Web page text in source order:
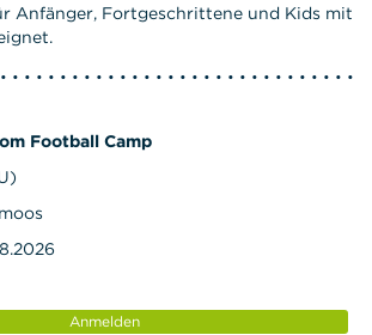
Anfänger, Fortgeschrittene und Kids mit
Football Camp
Anmelden